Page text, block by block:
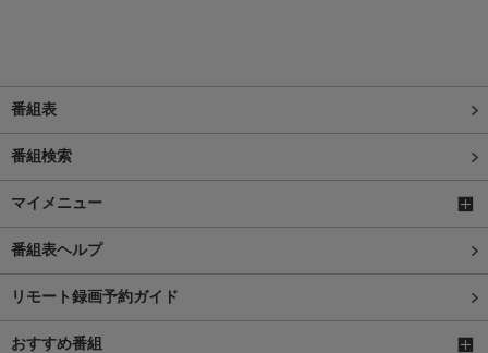
番組表
番組検索
マイメニュー
番組表ヘルプ
リモート録画予約ガイド
おすすめ番組